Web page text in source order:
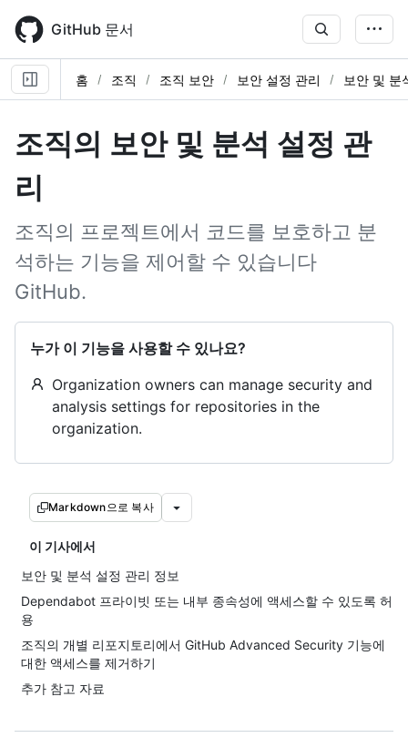
main
content
GitHub 문서
홈 조직 조직 보안 보안 설정 관리 보안 및 분
조직의 보안 및 분석 설정 관
리
조직의 프로젝트에서 코드를 보호하고 분
석하는 기능을 제어할 수 있습니다
GitHub.
누가 이 기능을 사용할 수 있나요?
Organization owners can manage security and
analysis settings for repositories in the
organization.
Markdown으로 복사
이 기사에서
보안 및 분석 설정 관리 정보
Dependabot 프라이빗 또는 내부 종속성에 액세스할 수 있도록 허
용
조직의 개별 리포지토리에서 GitHub Advanced Security 기능에
대한 액세스를 제거하기
추가 참고 자료